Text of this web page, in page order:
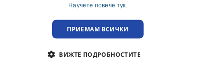
Разгледайте и останалите декоративни цветя, растения и
Научете повече тук.
ПРИЕМАМ ВСИЧКИ
ВИЖТЕ ПОДРОБНОСТИТЕ